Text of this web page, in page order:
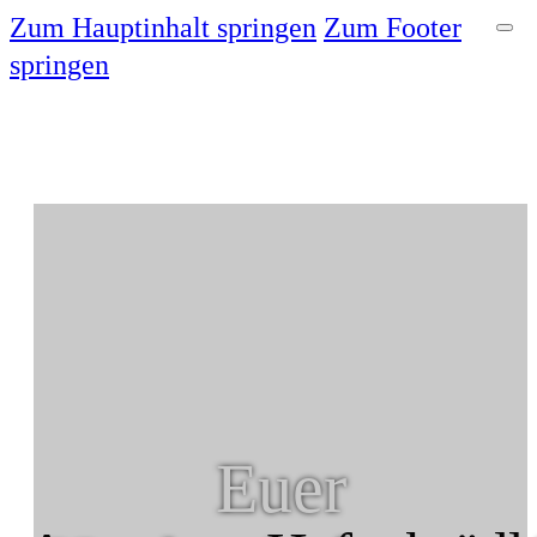
Zum Hauptinhalt springen Zum Footer
springen
Euer